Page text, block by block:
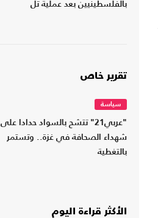
بالفلسطينيين بعد عملية تل
تقرير خاص
سياسة
"عربي21" تتشح بالسواد حدادا على
شهداء الصحافة في غزة.. وتستمر
بالتغطية
الأكثر قراءة اليوم